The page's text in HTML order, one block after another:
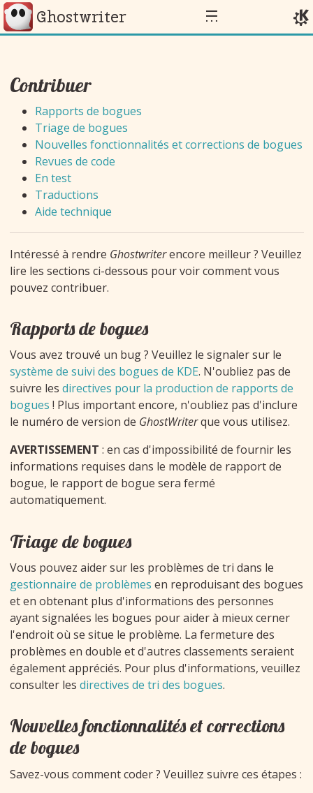
Aller directement au contenu
Ghostwriter
Contribuer
Rapports de bogues
Triage de bogues
Nouvelles fonctionnalités et corrections de bogues
Revues de code
En test
Traductions
Aide technique
Intéressé à rendre Ghostwriterencore meilleur ? Veuillez
lire les sections ci-dessous pour voir comment vous
pouvez contribuer.
Rapports de bogues
Vous avez trouvé un bug ? Veuillez le signaler sur le
système de suivi des bogues de KDE. N'oubliez pas de
suivre les directives pour la production de rapports de
bogues ! Plus important encore, n'oubliez pas d'inclure
le numéro de version de GhostWriterque vous utilisez.
AVERTISSEMENT : en cas d'impossibilité de fournir les
informations requises dans le modèle de rapport de
bogue, le rapport de bogue sera fermé
automatiquement.
Triage de bogues
Vous pouvez aider sur les problèmes de tri dans le
gestionnaire de problèmes en reproduisant des bogues
et en obtenant plus d'informations des personnes
ayant signalées les bogues pour aider à mieux cerner
l'endroit où se situe le problème. La fermeture des
problèmes en double et d'autres classements seraient
également appréciés. Pour plus d'informations, veuillez
consulter les directives de tri des bogues.
Nouvelles fonctionnalités et corrections
de bogues
Savez-vous comment coder ? Veuillez suivre ces étapes :